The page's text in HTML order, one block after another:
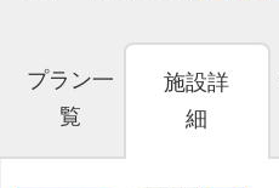
プラン一
覧
施設詳
細